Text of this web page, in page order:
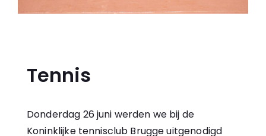
Tennis
Donderdag 26 juni werden we bij de
Koninklijke tennisclub Brugge uitgenodigd